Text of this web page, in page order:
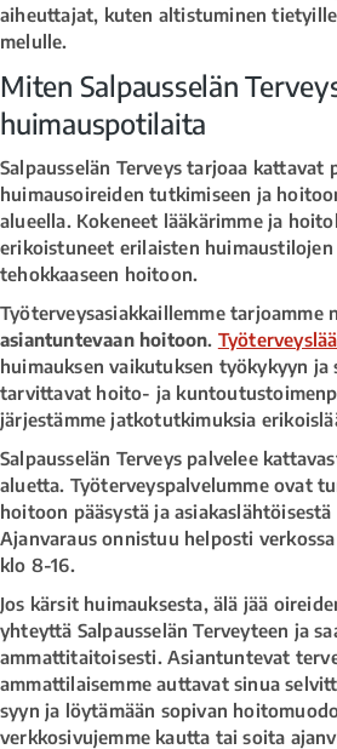
aiheuttajat, kuten altistuminen
melulle.
Miten Salpausselän
huimauspotilaita
Salpausselän Terveys tarjoaa kattavat
huimausoireiden tutkimiseen ja
alueella. Kokeneet lääkärimme ja
erikoistuneet erilaisten
tehokkaaseen hoitoon.
Työterveysasiakkaillemme tarjoamme
asiantuntevaan hoitoon.
huimauksen vaikutuksen työkykyyn
tarvittavat hoito- ja
järjestämme jatkotutkimuksia
Salpausselän Terveys palvelee
aluetta. Työterveyspalvelumme ovat
hoitoon pääsystä ja
Ajanvaraus onnistuu helposti
klo 8-16.
Jos kärsit huimauksesta, älä jää
yhteyttä Salpausselän Terveyteen ja
ammattitaitoisesti. Asiantuntevat
ammattilaisemme auttavat sinua
syyn ja löytämään sopivan
verkkosivujemme kautta tai soita